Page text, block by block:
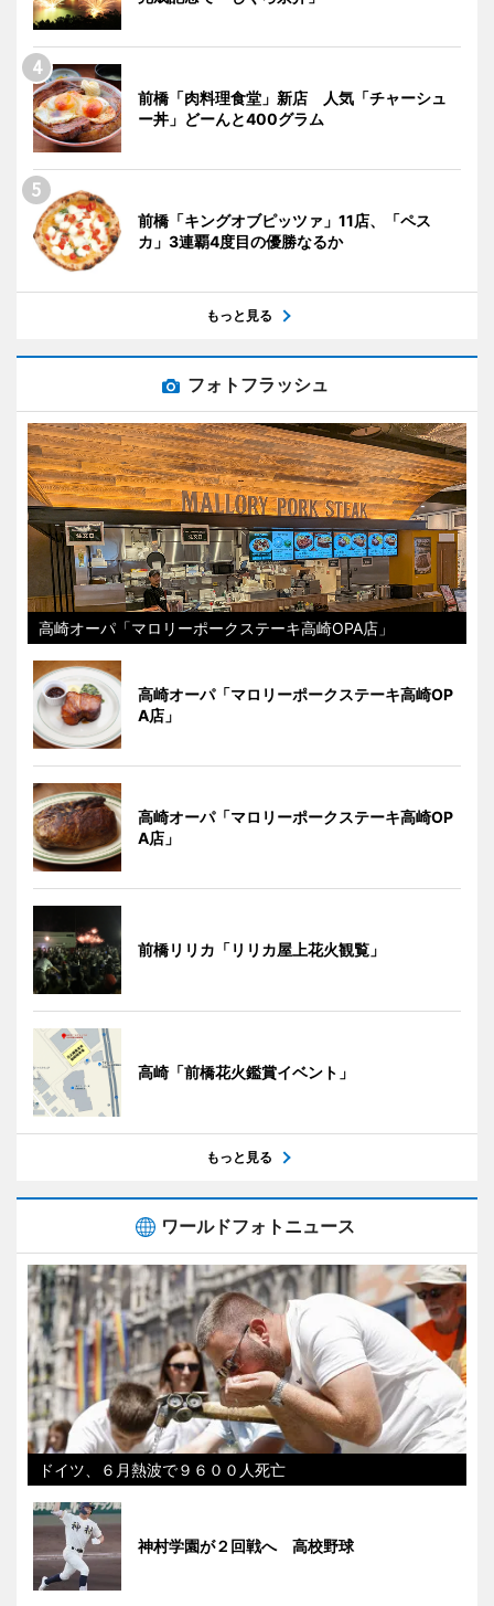
前橋「肉料理食堂」新店 人気「チャーシュ
ー丼」どーんと400グラム
前橋「キングオブピッツァ」11店、「ペス
カ」3連覇4度目の優勝なるか
もっと見る
フォトフラッシュ
高崎オーパ「マロリーポークステーキ高崎OPA店」
高崎オーパ「マロリーポークステーキ高崎OP
A店」
高崎オーパ「マロリーポークステーキ高崎OP
A店」
前橋リリカ「リリカ屋上花火観覧」
高崎「前橋花火鑑賞イベント」
もっと見る
ワールドフォトニュース
ドイツ、６月熱波で９６００人死亡
神村学園が２回戦へ 高校野球